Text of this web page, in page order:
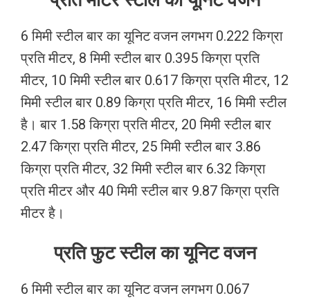
6 मिमी स्टील बार का यूनिट वजन लगभग 0.222 किग्रा
प्रति मीटर, 8 मिमी स्टील बार 0.395 किग्रा प्रति
मीटर, 10 मिमी स्टील बार 0.617 किग्रा प्रति मीटर, 12
मिमी स्टील बार 0.89 किग्रा प्रति मीटर, 16 मिमी स्टील
है। बार 1.58 किग्रा प्रति मीटर, 20 मिमी स्टील बार
2.47 किग्रा प्रति मीटर, 25 मिमी स्टील बार 3.86
किग्रा प्रति मीटर, 32 मिमी स्टील बार 6.32 किग्रा
प्रति मीटर और 40 मिमी स्टील बार 9.87 किग्रा प्रति
मीटर है।
प्रति फुट स्टील का यूनिट वजन
6 मिमी स्टील बार का यूनिट वजन लगभग 0.067